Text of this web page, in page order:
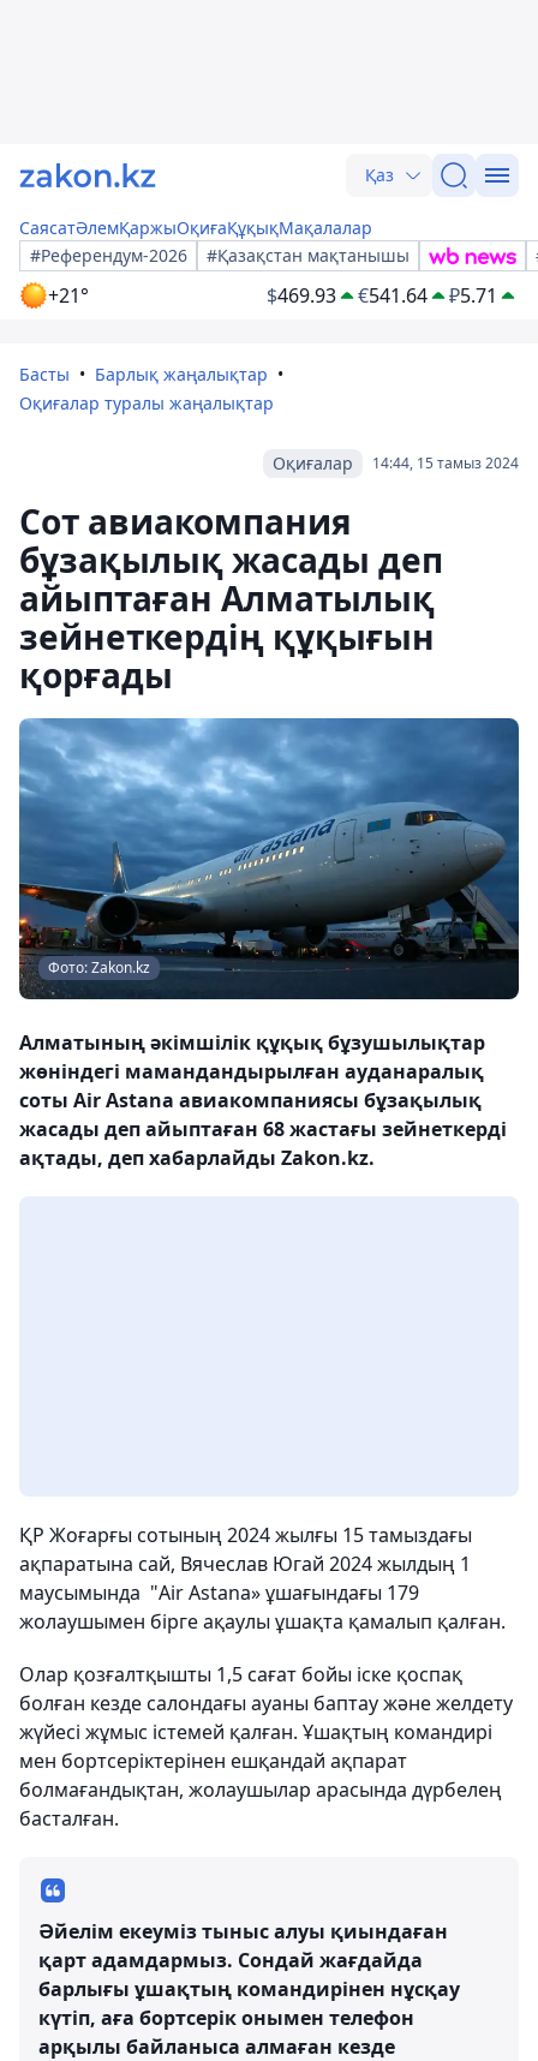
Қаз
СаясатӘлемҚаржыОқиғаҚұқықМақалалар
#Референдум-2026
#Қазақстан мақтанышы
+21° $469.93 €541.64 ₽5.71
Басты
Барлық жаңалықтар
Оқиғалар туралы жаңалықтар
14:44, 15 тамыз 2024
Оқиғалар
Сот авиакомпания
бұзақылық жасады деп
айыптаған Алматылық
зейнеткердің құқығын
қорғады
Фото: Zakon.kz
Алматының әкімшілік құқық бұзушылықтар
жөніндегі мамандандырылған ауданаралық
соты Air Astana авиакомпаниясы бұзақылық
жасады деп айыптаған 68 жастағы зейнеткерді
ақтады, деп хабарлайды Zakon.kz.
ҚР Жоғарғы сотының 2024 жылғы 15 тамыздағы
ақпаратына сай, Вячеслав Югай 2024 жылдың 1
маусымында "Air Аstana» ұшағындағы 179
жолаушымен бірге ақаулы ұшақта қамалып қалған.
Олар қозғалтқышты 1,5 сағат бойы іске қоспақ
болған кезде салондағы ауаны баптау және желдету
жүйесі жұмыс істемей қалған. Ұшақтың командирі
мен бортсеріктерінен ешқандай ақпарат
болмағандықтан, жолаушылар арасында дүрбелең
басталған.
Әйелім екеуміз тыныс алуы қиындаған
қарт адамдармыз. Сондай жағдайда
барлығы ұшақтың командирінен нұсқау
күтіп, аға бортсерік онымен телефон
арқылы байланыса алмаған кезде